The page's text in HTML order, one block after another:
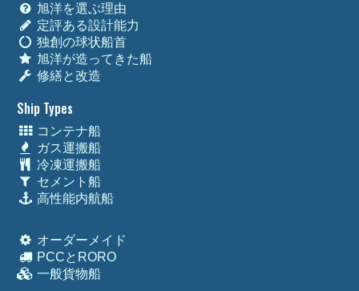
旭洋を選ぶ理由
定評ある設計能力
独創の球状船首
旭洋が造ってきた船
修繕と改造
Ship Types
コンテナ船
ガス運搬船
冷凍運搬船
セメント船
高性能内航船
オーダーメイド
PCCとRORO
一般貨物船